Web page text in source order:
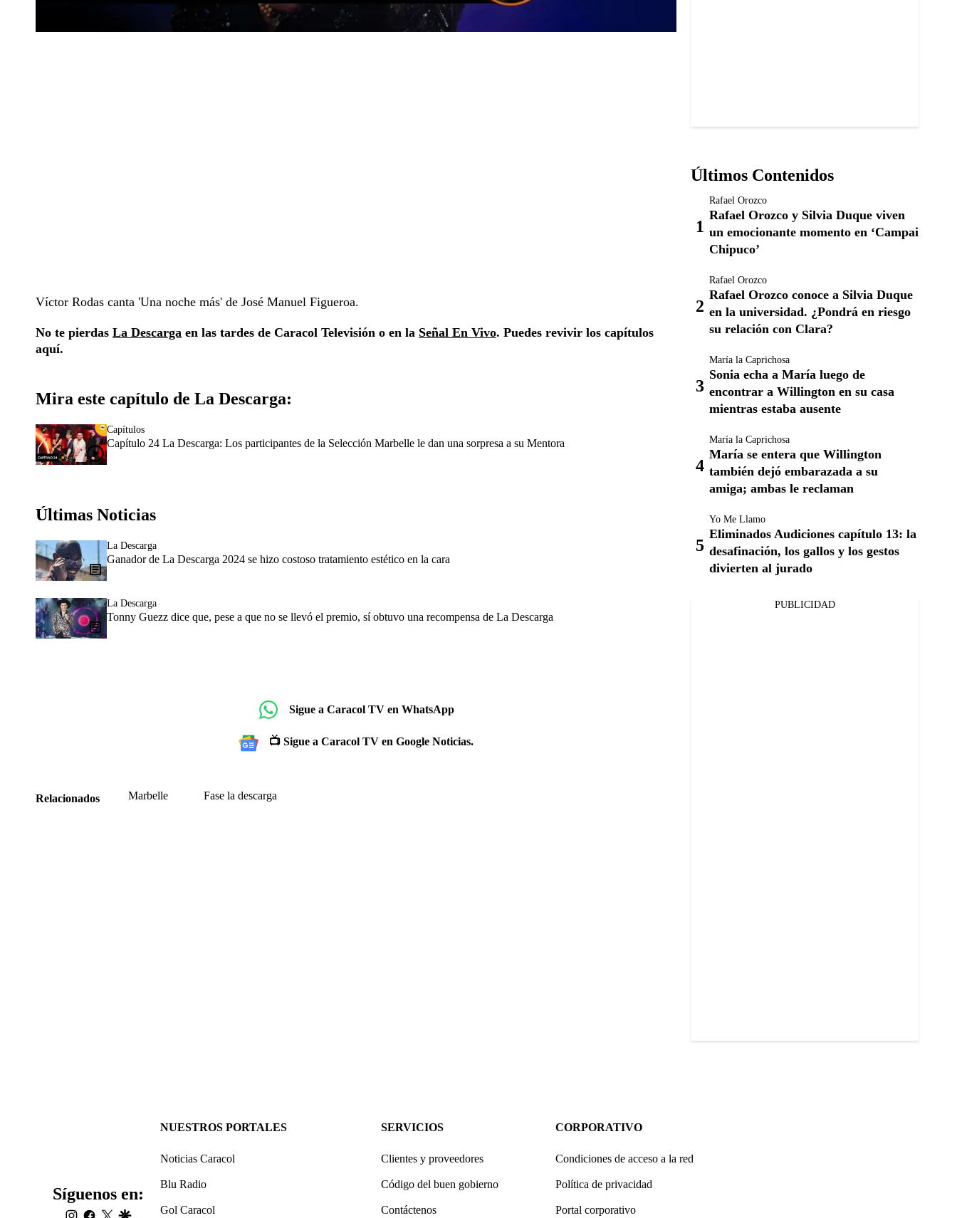
Víctor Rodas canta 'Una noche más' de José Manuel Figueroa.
No te pierdas La Descarga en las tardes de Caracol Televisión o en la Señal En Vivo. Puedes revivir los capítulos
aquí.
Mira este capítulo de La Descarga:
Capítulos
Capítulo 24 La Descarga: Los participantes de la Selección Marbelle le dan una sorpresa a su Mentora
Últimas Noticias
La Descarga
Ganador de La Descarga 2024 se hizo costoso tratamiento estético en la cara
La Descarga
Tonny Guezz dice que, pese a que no se llevó el premio, sí obtuvo una recompensa de La Descarga
Sigue a Caracol TV en WhatsApp
📺 Sigue a Caracol TV en Google Noticias.
Relacionados Marbelle Fase la descarga
Últimos Contenidos
Rafael Orozco
Rafael Orozco y Silvia Duque viven
un emocionante momento en ‘Campai
Chipuco’
Rafael Orozco
Rafael Orozco conoce a Silvia Duque
en la universidad. ¿Pondrá en riesgo
su relación con Clara?
María la Caprichosa
Sonia echa a María luego de
encontrar a Willington en su casa
mientras estaba ausente
María la Caprichosa
María se entera que Willington
también dejó embarazada a su
amiga; ambas le reclaman
Yo Me Llamo
Eliminados Audiciones capítulo 13: la
desafinación, los gallos y los gestos
divierten al jurado
PUBLICIDAD
Síguenos en:
instagram
facebook
twittergoogle
NUESTROS PORTALES
Noticias Caracol
Blu Radio
Gol Caracol
SERVICIOS
Clientes y proveedores
Código del buen gobierno
Contáctenos
CORPORATIVO
Condiciones de acceso a la red
Política de privacidad
Portal corporativo